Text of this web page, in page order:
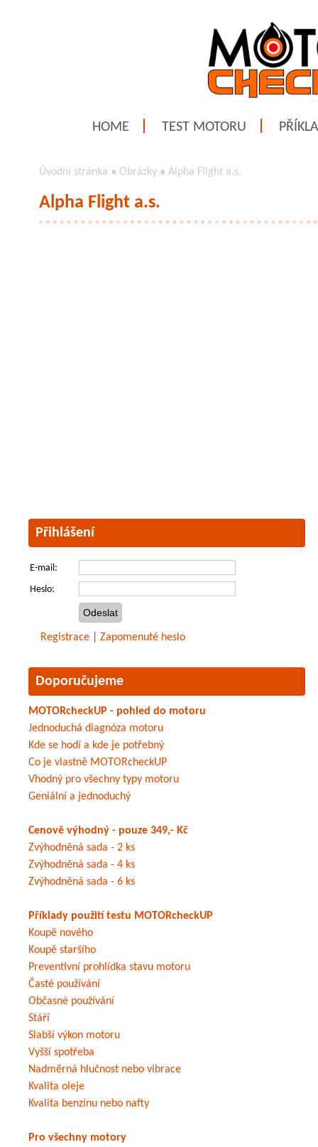
HOME TEST MOTORU
Úvodní stránka » Obrázky » Alpha Flight a.s.
Alpha Flight a.s.
Přihlášení
E-mail:
Heslo:
Registrace Zapomenuté heslo
Doporučujeme
MOTORcheckUP - pohled do motoru
Jednoduchá diagnóza motoru
Kde se hodí a kde je potřebný
Co je vlastně MOTORcheckUP
Vhodný pro všechny typy motoru
Geniální a jednoduchý
Cenově výhodný - pouze 349,- Kč
Zvýhodněná sada - 2 ks
Zvýhodněná sada - 4 ks
Zvýhodněná sada - 6 ks
Příklady použití testu MOTORcheckUP
Koupě nového
Koupě staršího
Preventivní prohlídka stavu motoru
Časté používání
Občasné používání
Stáří
Slabší výkon motoru
Vyšší spotřeba
Nadměrná hlučnost nebo vibrace
Kvalita oleje
Kvalita benzínu nebo nafty
Pro všechny motory